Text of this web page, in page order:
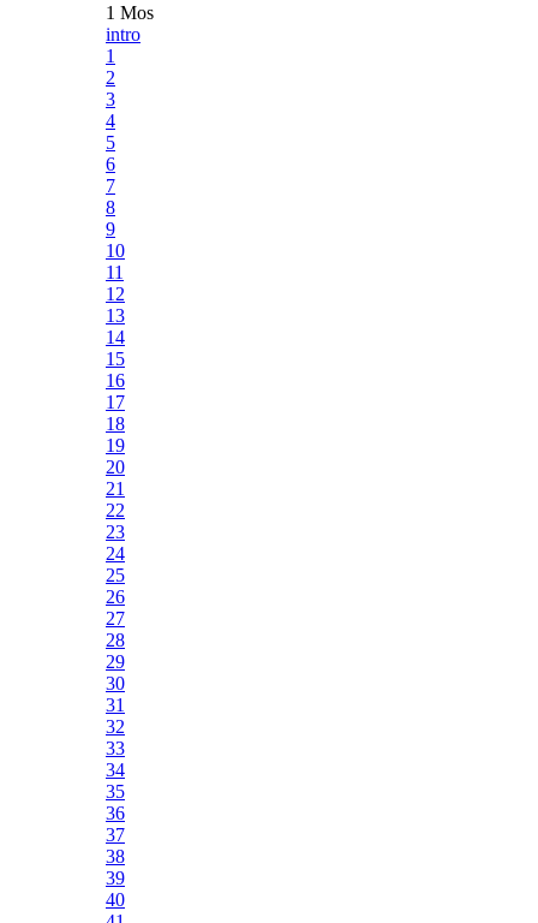
1 Mos
intro
1
2
3
4
5
6
7
8
9
10
11
12
13
14
15
16
17
18
19
20
21
22
23
24
25
26
27
28
29
30
31
32
33
34
35
36
37
38
39
40